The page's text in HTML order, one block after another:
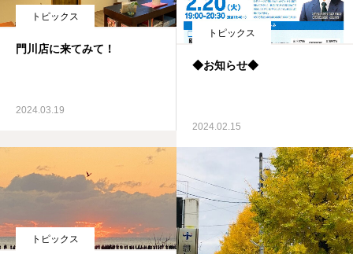
トピックス
門川店に来てみて！
2024.03.19
トピックス
◆お知らせ◆
2024.02.15
トピックス
採用情報